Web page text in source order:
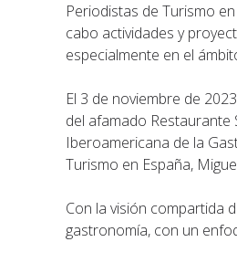
Periodistas de Turismo
cabo actividades y
especialmente en el
El 3 de noviembre de
del afamado Restaurante
Iberoamericana de la
Turismo en España,
Con la visión compartida
gastronomía, con un